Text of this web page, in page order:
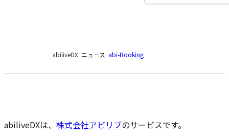
の
の
abiliveDX ニュース abi-Booking
abiliveDXは、 株式会社アビリブのサービスです。